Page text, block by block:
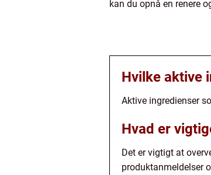
kan du opnå en renere
Hvilke aktive
Aktive ingredienser
Hvad er
Det er vigtigt at
produktanmeldelser